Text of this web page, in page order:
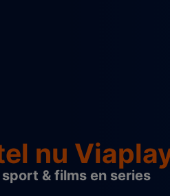
nu
& films en series